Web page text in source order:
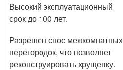
Высокий эксплуатационный
срок до 100 лет.
Разрешен снос межкомнатных
перегородок, что позволяет
реконструировать хрущевку.